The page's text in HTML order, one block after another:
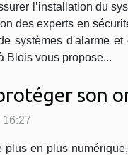
l’installation du
des experts en
systèmes d'alarme
Blois vous propose...
son
16:27
plus en plus